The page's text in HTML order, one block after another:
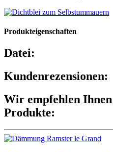
Produkteigenschaften
Datei:
Kundenrezensionen:
Wir empfehlen
Produkte: